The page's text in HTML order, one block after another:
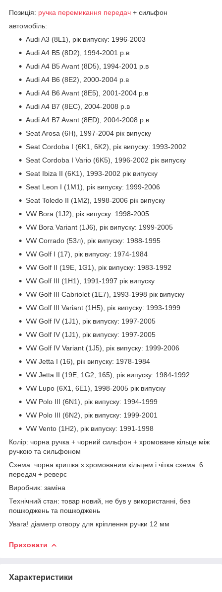
Позиція: ручка перемикання передач + сильфон
автомобіль:
Audi A3 (8L1), рік випуску: 1996-2003
Audi A4 B5 (8D2), 1994-2001 р.в
Audi A4 B5 Avant (8D5), 1994-2001 р.в
Audi A4 B6 (8E2), 2000-2004 р.в
Audi A4 B6 Avant (8E5), 2001-2004 р.в
Audi A4 B7 (8EC), 2004-2008 р.в
Audi A4 B7 Avant (8ED), 2004-2008 р.в
Seat Arosa (6H), 1997-2004 рік випуску
Seat Cordoba I (6K1, 6K2), рік випуску: 1993-2002
Seat Cordoba I Vario (6K5), 1996-2002 рік випуску
Seat Ibiza II (6K1), 1993-2002 рік випуску
Seat Leon I (1M1), рік випуску: 1999-2006
Seat Toledo II (1M2), 1998-2006 рік випуску
VW Bora (1J2), рік випуску: 1998-2005
VW Bora Variant (1J6), рік випуску: 1999-2005
VW Corrado (53л), рік випуску: 1988-1995
VW Golf I (17), рік випуску: 1974-1984
VW Golf II (19E, 1G1), рік випуску: 1983-1992
VW Golf III (1H1), 1991-1997 рік випуску
VW Golf III Cabriolet (1E7), 1993-1998 рік випуску
VW Golf III Variant (1H5), рік випуску: 1993-1999
VW Golf IV (1J1), рік випуску: 1997-2005
VW Golf IV (1J1), рік випуску: 1997-2005
VW Golf IV Variant (1J5), рік випуску: 1999-2006
VW Jetta I (16), рік випуску: 1978-1984
VW Jetta II (19E, 1G2, 165), рік випуску: 1984-1992
VW Lupo (6X1, 6E1), 1998-2005 рік випуску
VW Polo III (6N1), рік випуску: 1994-1999
VW Polo III (6N2), рік випуску: 1999-2001
VW Vento (1H2), рік випуску: 1991-1998
Колір: чорна ручка + чорний сильфон + хромоване кільце між
ручкою та сильфоном
Схема: чорна кришка з хромованим кільцем і чітка схема: 6
передач + реверс
Виробник: заміна
Технічний стан: товар новий, не був у використанні, без
пошкоджень та пошкоджень
Увага! діаметр отвору для кріплення ручки 12 мм
Приховати
Характеристики